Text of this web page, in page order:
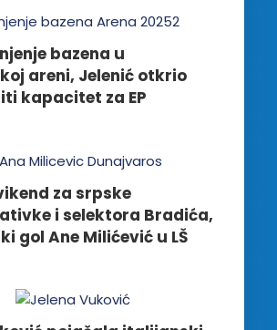
bazena u
areni, Jelenić otkrio
kapacitet za EP
za srpske
i selektora Bradića,
gol Ane Milićević u LŠ